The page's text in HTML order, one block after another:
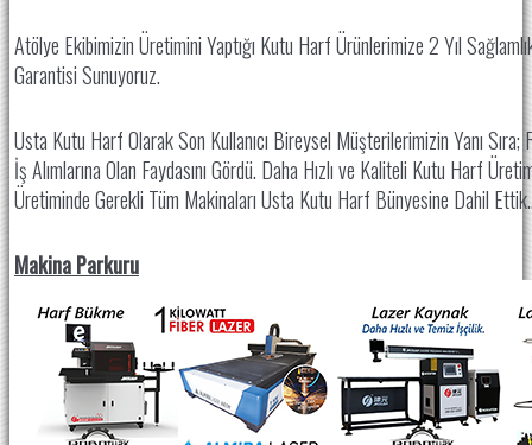
Atölye Ekibimizin Üretimini Yaptığı Kutu Harf Ürünlerimize 2 Yıl
Garantisi Sunuyoruz.
Usta Kutu Harf Olarak Son Kullanıcı Bireysel Müşterilerimizin Yanı
İş Alımlarına Olan Faydasını Gördü. Daha Hızlı ve Kaliteli Kutu Harf
Üretiminde Gerekli Tüm Makinaları Usta Kutu Harf Bünyesine Dahil
Makina Parkuru